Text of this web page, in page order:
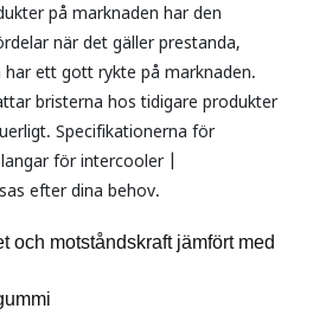
på marknaden har den
när det gäller prestanda,
ett gott rykte på marknaden.
bristerna hos tidigare produkter
Specifikationerna för
för intercooler |
efter dina behov.
och motståndskraft jämfört med